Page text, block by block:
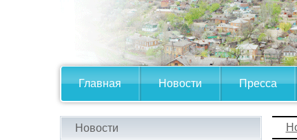
Главная Новости Пресса
Новости